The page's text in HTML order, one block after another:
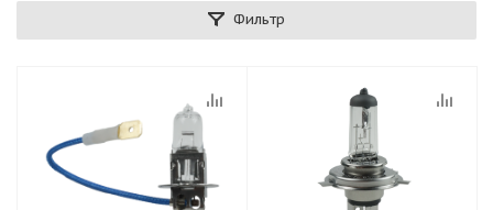
Фильтр